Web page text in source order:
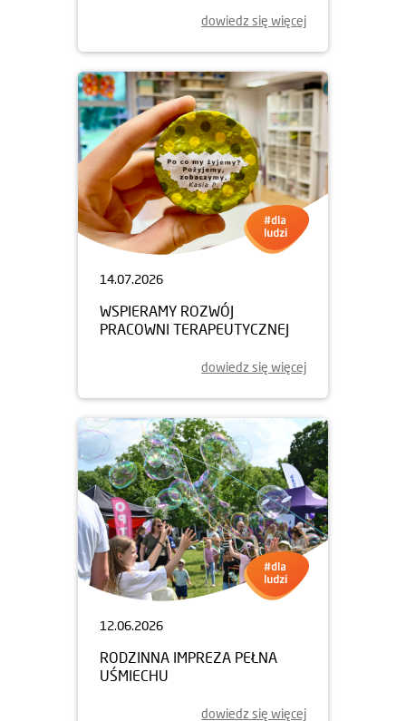
dowiedz się więcej
14.07.2026
WSPIERAMY ROZWÓJ
PRACOWNI TERAPEUTYCZNEJ
dowiedz się więcej
12.06.2026
RODZINNA IMPREZA PEŁNA
UŚMIECHU
dowiedz się więcej